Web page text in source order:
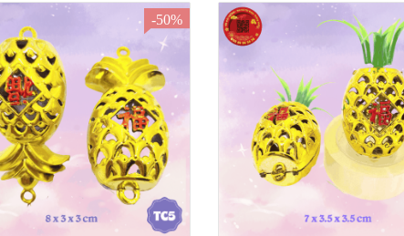
-50%